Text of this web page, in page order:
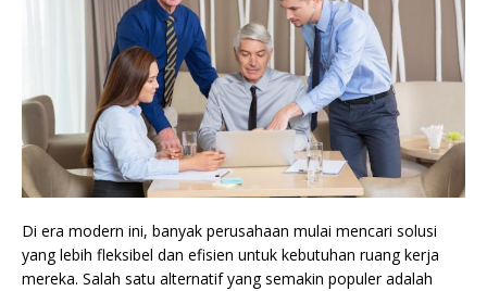
Di era modern ini, banyak perusahaan mulai mencari solusi
yang lebih fleksibel dan efisien untuk kebutuhan ruang kerja
mereka. Salah satu alternatif yang semakin populer adalah